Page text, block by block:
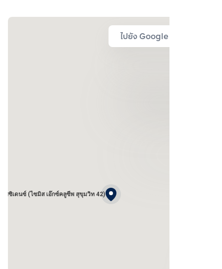
ไปยัง Google Map
รสซิเดนซ์ (ไซมิส เอ๊กซ์คลูซีพ สุขุมวิท 42)